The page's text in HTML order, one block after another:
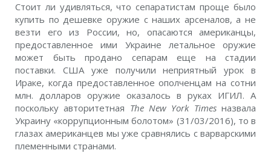
Стоит ли удивляться, что сепаратистам проще было
купить по дешевке оружие с наших арсеналов, а не
везти его из России, но, опасаются американцы,
предоставленное ими Украине летальное оружие
может быть продано сепарам еще на стадии
поставки. США уже получили неприятный урок в
Ираке, когда предоставленное ополченцам на сотни
млн. долларов оружие оказалось в руках ИГИЛ. А
поскольку авторитетная The New York Timesназвала
Украину «коррупционным болотом» (31/03/2016), то в
глазах американцев мы уже сравнялись с варварскими
племенными странами.